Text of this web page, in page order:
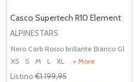
Casco Supertech R10 Element
ALPINESTARS
Nero Carb Rosso brillante Bianco Gl
XS
S M L XL + More
Listino €1 199,95